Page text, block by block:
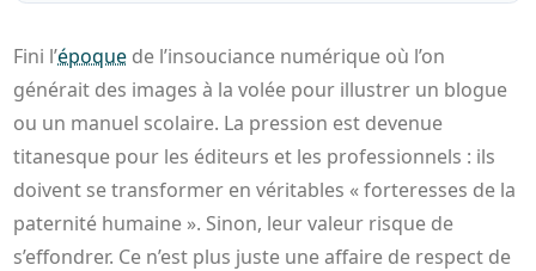
Fini l’époque de l’insouciance numérique où l’on
générait des images à la volée pour illustrer un blogue
ou un manuel scolaire. La pression est devenue
titanesque pour les éditeurs et les professionnels : ils
doivent se transformer en véritables « forteresses de la
paternité humaine ». Sinon, leur valeur risque de
s’effondrer. Ce n’est plus juste une affaire de respect de